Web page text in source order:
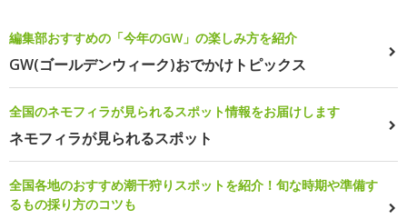
編集部おすすめの「今年のGW」の楽しみ方を紹介
GW(ゴールデンウィーク)おでかけトピックス
全国のネモフィラが見られるスポット情報をお届けします
ネモフィラが見られるスポット
全国各地のおすすめ潮干狩りスポットを紹介！旬な時期や準備す
るもの採り方のコツも